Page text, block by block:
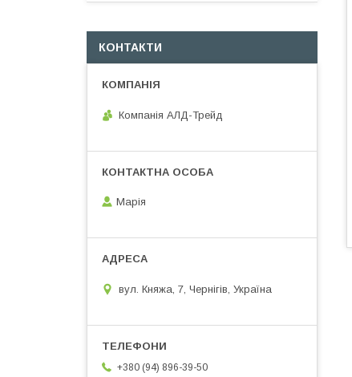
КОНТАКТИ
Компанія АЛД-Трейд
Марія
вул. Княжа, 7, Чернігів, Україна
+380 (94) 896-39-50